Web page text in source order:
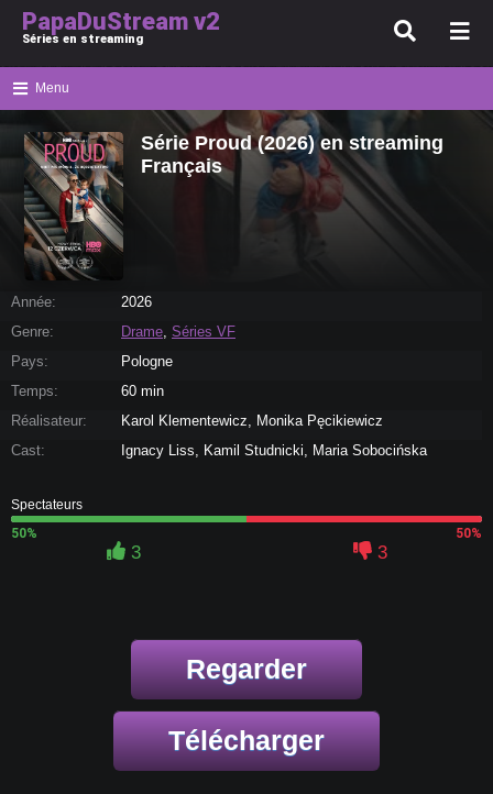
PapaDuStream v2
Séries en streaming
Menu
Série Proud (2026) en streaming
Français
Année:
2026
Genre:
Drame, Séries VF
Pays:
Pologne
Temps:
60 min
Réalisateur:
Karol Klementewicz, Monika Pęcikiewicz
Cast:
Ignacy Liss, Kamil Studnicki, Maria Sobocińska
Spectateurs
50%
50%
3 3
Regarder
Télécharger